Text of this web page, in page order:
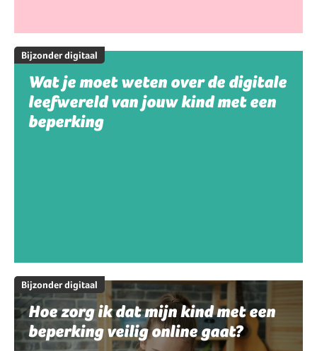
Bijzonder digitaal
Wat je moet weten over de digitale
leefwereld van jouw kind met een
beperking
Bijzonder digitaal
Hoe zorg ik dat mijn kind met een
beperking veilig online gaat?